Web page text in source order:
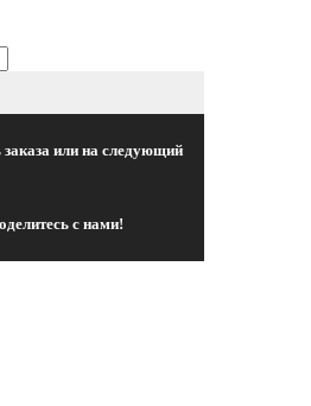
или на следующий
с нами!